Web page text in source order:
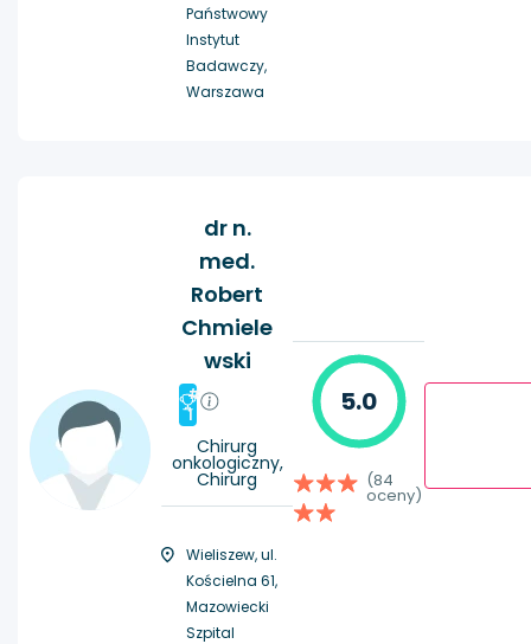
Państwowy
Instytut
Badawczy,
Warszawa
dr n.
med.
Robert
Chmiele
wski
#
1
Chirurg
onkologiczny,
Chirurg
Wieliszew, ul.
Kościelna 61,
Mazowiecki
Szpital
5.0
(84
oceny)